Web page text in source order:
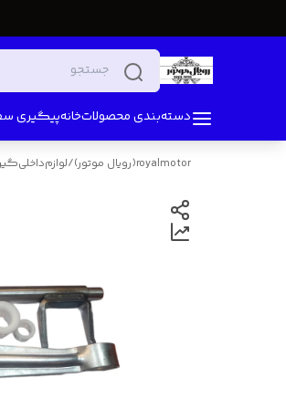
دسته‌بندی محصولاتخانهپیگیری
royalmotor(رویال موتور) /